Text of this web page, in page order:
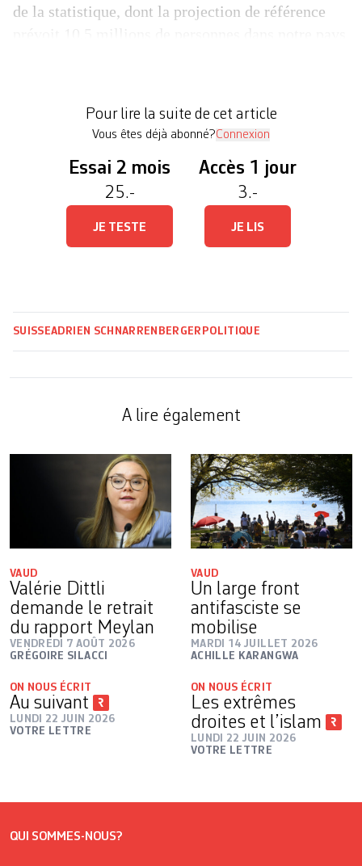
de la statistique, dont la projection de référence
2040 avant […]
Pour lire la suite de cet article
Vous êtes déjà abonné?Connexion
Essai 2 mois
25.-
JE TESTE
Accès 1 jour
3.-
JE LIS
SUISSEADRIEN SCHNARRENBERGER POLITIQUE
A lire également
VAUD
Valérie Dittli
demande le retrait
du rapport Meylan
VENDREDI 7 AOÛT 2026
GRÉGOIRE SILACCI
VAUD
Un large front
antifasciste se
mobilise
MARDI 14 JUILLET 2026
ACHILLE KARANGWA
ON NOUS ÉCRIT
Au suivant
LUNDI 22 JUIN 2026
VOTRE LETTRE
ON NOUS ÉCRIT
Les extrêmes
droites et l’islam
LUNDI 22 JUIN 2026
VOTRE LETTRE
QUI SOMMES-NOUS?